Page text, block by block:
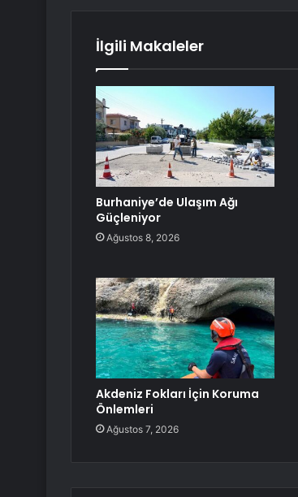
İlgili Makaleler
Burhaniye’de Ulaşım Ağı
Güçleniyor
Ağustos 8, 2026
Akdeniz Fokları İçin Koruma
Önlemleri
Ağustos 7, 2026